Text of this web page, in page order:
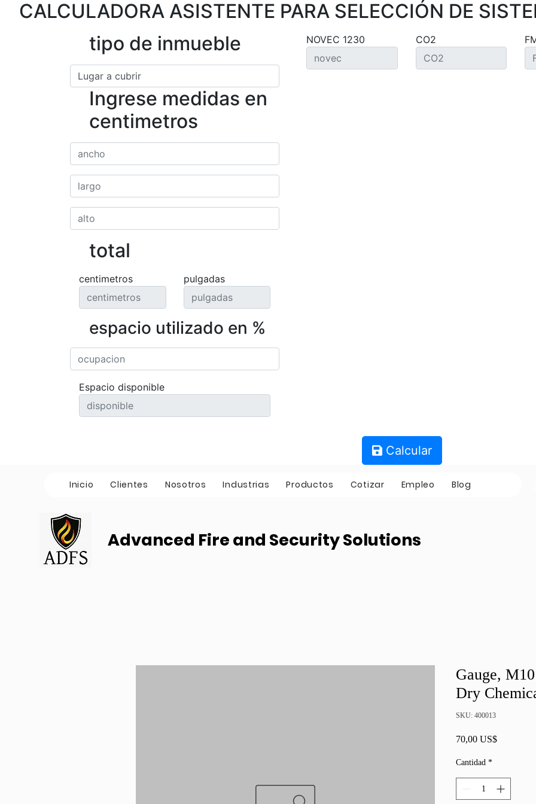
CALCULADORA ASISTENTE PARA SELECCIÓN DE
tipo de inmueble
Ingrese medidas en
centimetros
total
centimetros pulgadas
espacio utilizado en %
Espacio disponible
NOVEC 1230 CO2
Calcular
Inicio Clientes Nosotros Industrias Productos Cotizar Empleo Blog
Advanced Fire and Security Solutions
Gauge,
Dry
SKU: 400013
70,00 US$Precio
Cantidad *